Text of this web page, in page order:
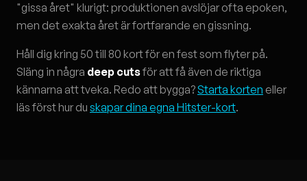
"gissa året" klurigt: produktionen avslöjar ofta epoken,
men det exakta året är fortfarande en gissning.
Håll dig kring 50 till 80 kort för en fest som flyter på.
Släng in några deep cutsför att få även de riktiga
kännarna att tveka. Redo att bygga?Starta korten eller
läs först hur du skapar dina egna Hitster-kort.